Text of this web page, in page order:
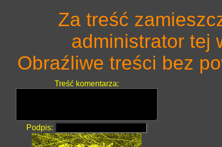
Za treść
administrator tej
Obraźliwe treści bez
Treść komentarza:
Podpis: